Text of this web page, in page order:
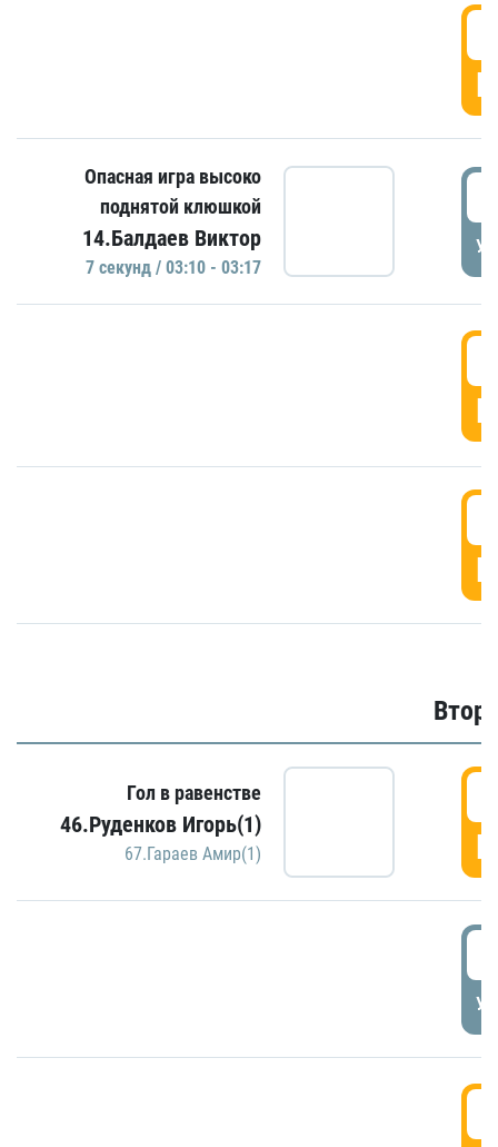
Опасная игра высоко
поднятой клюшкой
14.Балдаев Виктор
7 секунд / 03:10 - 03:17
Гол в равенстве
46.Руденков Игорь(1)
67.Гараев Амир(1)